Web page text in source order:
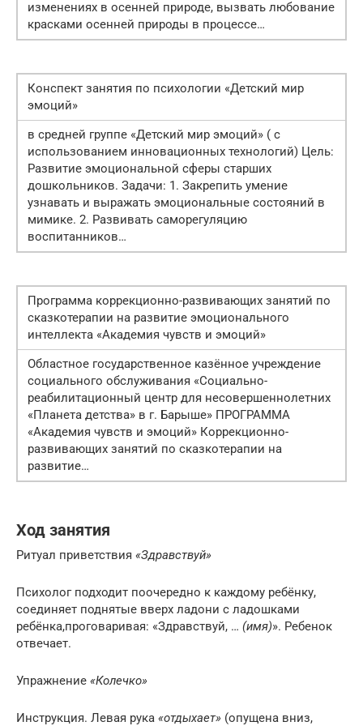
изменениях в осенней природе, вызвать любование
красками осенней природы в процессе…
Конспект занятия по психологии «Детский мир
эмоций»
в средней группе «Детский мир эмоций» ( с
использованием инновационных технологий) Цель:
Развитие эмоциональной сферы старших
дошкольников. Задачи: 1. Закрепить умение
узнавать и выражать эмоциональные состояний в
мимике. 2. Развивать саморегуляцию
воспитанников…
Программа коррекционно-развивающих занятий по
сказкотерапии на развитие эмоционального
интеллекта «Академия чувств и эмоций»
Областное государственное казённое учреждение
социального обслуживания «Социально-
реабилитационный центр для несовершеннолетних
«Планета детства» в г. Барыше» ПРОГРАММА
«Академия чувств и эмоций» Коррекционно-
развивающих занятий по сказкотерапии на
развитие…
Ход занятия
Ритуал приветствия «Здравствуй»
Психолог подходит поочередно к каждому ребёнку,
соединяет поднятые вверх ладони с ладошками
ребёнка,проговаривая: «Здравствуй, … (имя)». Ребенок
отвечает.
Упражнение «Колечко»
Инструкция. Левая рука «отдыхает» (опущена вниз,